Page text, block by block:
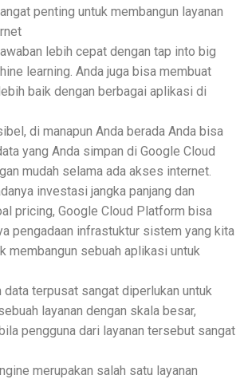
penting untuk membangun layanan
lebih cepat dengan tap into big
learning. Anda juga bisa membuat
baik dengan berbagai aplikasi di
di manapun Anda berada Anda bisa
yang Anda simpan di Google Cloud
mudah selama ada akses internet.
investasi jangka panjang dan
pricing, Google Cloud Platform bisa
pengadaan infrastuktur sistem yang kita
membangun sebuah aplikasi untuk
data terpusat sangat diperlukan untuk
layanan dengan skala besar,
pengguna dari layanan tersebut sangat
merupakan salah satu layanan